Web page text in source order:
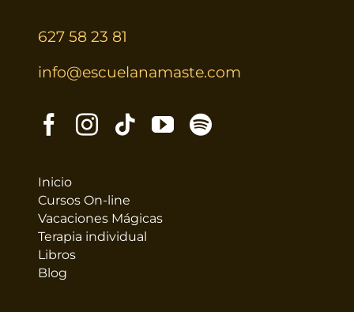
627 58 23 81
info@escuelanamaste.com
Inicio
Cursos On-line
Vacaciones Mágicas
Terapia individual
Libros
Blog